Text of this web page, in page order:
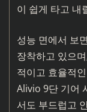
이 쉽게 타고 내
성능 면에서 보
장착하고 있으
적이고 효율적
Alivio 9단 기어
서도 부드럽고